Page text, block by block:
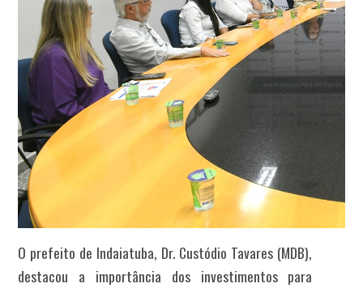
O prefeito de Indaiatuba, Dr. Custódio Tavares (MDB),
destacou a importância dos investimentos para